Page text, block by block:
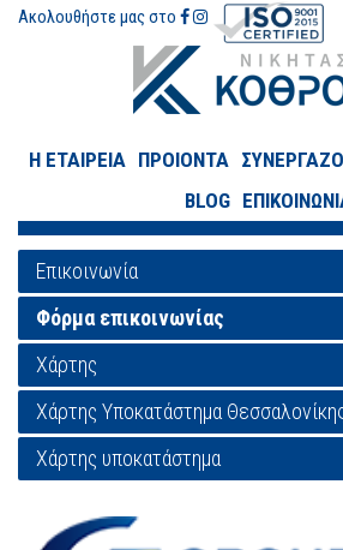
Ακολουθήστε μας στο
Η ΕΤΑΙΡΕΙΑ ΠΡΟΙΟΝΤΑ
BLOG
Επικοινωνία
Φόρμα επικοινωνίας
Χάρτης
Χάρτης Υποκατάστημα
Χάρτης υποκατάστημα